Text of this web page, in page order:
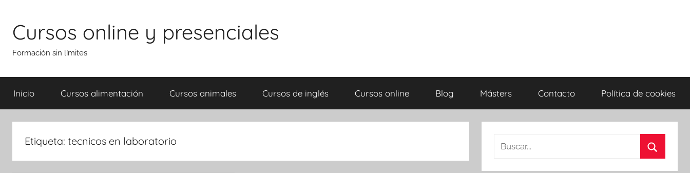
contenido
Cursos online y presenciales
Formación sin límites
Inicio Cursos alimentación Cursos animales Cursos de inglés Cursos online Blog Másters Contacto Política de cookies
Etiqueta: tecnicos en laboratorio